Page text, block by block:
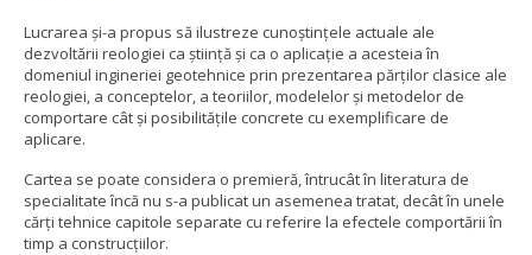
Lucrarea şi-a propus să ilustreze cunoştinţele actuale ale
dezvoltării reologiei ca ştiinţă şi ca o aplicaţie a acesteia în
domeniul ingineriei geotehnice prin prezentarea părţilor clasice ale
reologiei, a conceptelor, a teoriilor, modelelor şi metodelor de
comportare cât şi posibilităţile concrete cu exemplificare de
aplicare.
Cartea se poate considera o premieră, întrucât în literatura de
specialitate încă nu s-a publicat un asemenea tratat, decât în unele
cărţi tehnice capitole separate cu referire la efectele comportării în
timp a construcţiilor.